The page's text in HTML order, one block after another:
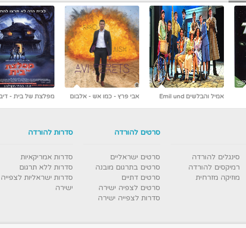
אבי פרץ - כמו אש - אלבום
מפלצת של בית - דיבוב
התחלה - Inception
סינגלים להורדה
רמיקסים להורדה
מוזיקה מזרחית
סרטים להורדה
סרטים ישראליים
סרטים בתרגום מובנה
סרטים דתיים
סרטים לצפיה ישירה
סדרות לצפייה ישירה
סדרות להורדה
סדרות אמריקאיות
סדרות ללא תרגום
סדרות ישראליות לצפייה
ישירה